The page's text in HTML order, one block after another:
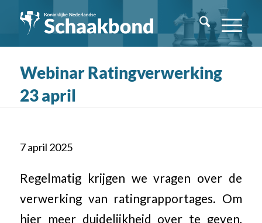
Webinar Ratingverwerking
23 april
7 april 2025
Regelmatig krijgen we vragen over de
verwerking van ratingrapportages. Om
hier meer duidelijkheid over te geven,